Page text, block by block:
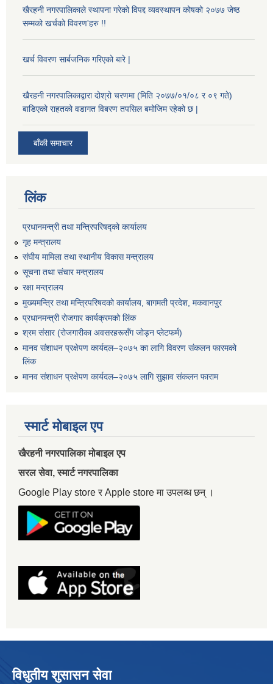
खैरहनी नगरपालिकाले स्थापना गरेको विपद्द व्यवस्थापन कोषको २०७७ जेष्ठ
सम्मको खर्चको विवरण'हरु !!
खर्च विवरण सार्बजनिक गरिएको बारे |
खैरहनी नगरपालिकाद्वारा दोश्रो चरणमा (मिति २०७७/०१/०८ र ०९ गते)
बाडिएको राहतको वडागत विबरण तपसिल बमोजिम रहेको छ |
बाँकी समाचार
लिंक
प्रधानमन्त्री तथा मन्त्रिपरिषद्को कार्यालय
गृह मन्त्रालय
संघीय मामिला तथा स्थानीय विकास मन्त्रालय
सूचना तथा संचार मन्त्रालय
रक्षा मन्त्रालय
मुख्यमन्त्रि तथा मन्त्रिपरिषदको कार्यालय, बागमती प्रदेश, मकवानपुर
प्रधानमन्त्री रोजगार कार्यक्रमको लिंक
श्रम संसार (रोजगारीका अवसरहरूसँग जोड्न प्लेटफर्म)
मानव संशाधन प्रक्षेपण कार्यदल–२०७५ का लागि विवरण संकलन फारमको
लिंक
मानव संशाधन प्रक्षेपण कार्यदल–२०७५ लागि सुझाव संकलन फाराम
स्मार्ट मोबाइल एप
खैरहनी नगरपालिका मोबाइल एप
सरल सेवा, स्मार्ट नगरपालिका
Google Play store र Apple store मा उपलब्ध छन् ।
विधुतीय शुसासन सेवा